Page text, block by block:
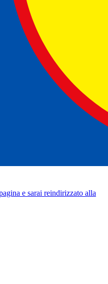
e sarai reindirizzato alla